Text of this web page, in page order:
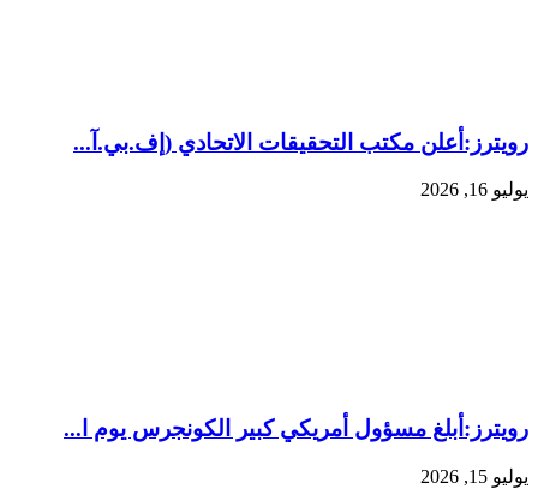
رويترز:‏أعلن مكتب التحقيقات الاتحادي (إف.بي.آ...
يوليو 16, 2026
رويترز:‏أبلغ مسؤول أمريكي كبير الكونجرس يوم ا...
يوليو 15, 2026